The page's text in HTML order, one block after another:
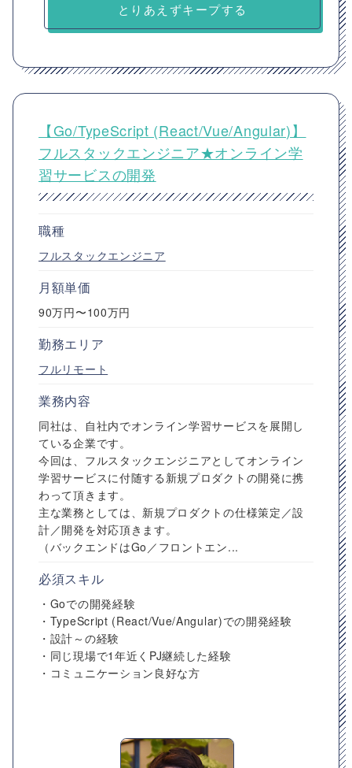
とりあえずキープする
【Go/TypeScript (React/Vue/Angular)】
フルスタックエンジニア★オンライン学
習サービスの開発
職種
フルスタックエンジニア
月額単価
90万円〜100万円
勤務エリア
フルリモート
業務内容
同社は、自社内でオンライン学習サービスを展開し
ている企業です。
今回は、フルスタックエンジニアとしてオンライン
学習サービスに付随する新規プロダクトの開発に携
わって頂きます。
主な業務としては、新規プロダクトの仕様策定／設
計／開発を対応頂きます。
（バックエンドはGo／フロントエン...
必須スキル
・Goでの開発経験
・TypeScript (React/Vue/Angular)での開発経験
・設計～の経験
・同じ現場で1年近くPJ継続した経験
・コミュニケーション良好な方